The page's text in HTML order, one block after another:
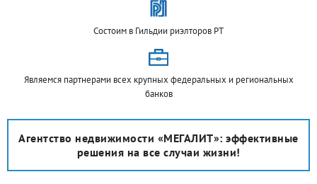
Состоим в Гильдии риэлторов РТ
Являемся партнерами всех крупных федеральных и региональных
банков
Агентство недвижимости «МЕГАЛИТ»: эффективные
решения на все случаи жизни!